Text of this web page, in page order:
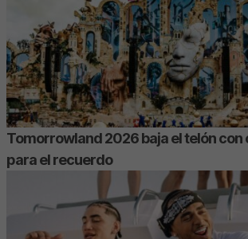
Tomorrowland 2026 baja el telón con
para el recuerdo